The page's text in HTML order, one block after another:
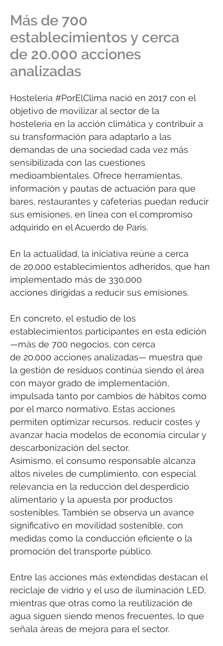
Más de 700
establecimientos y cerca
de 20.000 acciones
analizadas
Hostelería #PorElClima nació en 2017 con el
objetivo de movilizar al sector de la
hostelería en la acción climática y contribuir a
su transformación para adaptarlo a las
demandas de una sociedad cada vez más
sensibilizada con las cuestiones
medioambientales. Ofrece herramientas,
información y pautas de actuación para que
bares, restaurantes y cafeterías puedan reducir
sus emisiones, en línea con el compromiso
adquirido en el Acuerdo de París.
En la actualidad, la iniciativa reúne a cerca
de 20.000 establecimientos adheridos, que han
implementado más de 330.000
acciones dirigidas a reducir sus emisiones.
En concreto, el estudio de los
establecimientos participantes en esta edición
—más de 700 negocios, con cerca
de 20.000 acciones analizadas— muestra que
la gestión de residuos continúa siendo el área
con mayor grado de implementación,
impulsada tanto por cambios de hábitos como
por el marco normativo. Estas acciones
permiten optimizar recursos, reducir costes y
avanzar hacia modelos de economía circular y
descarbonización del sector.
Asimismo, el consumo responsable alcanza
altos niveles de cumplimiento, con especial
relevancia en la reducción del desperdicio
alimentario y la apuesta por productos
sostenibles. También se observa un avance
significativo en movilidad sostenible, con
medidas como la conducción eficiente o la
promoción del transporte público.
Entre las acciones más extendidas destacan el
reciclaje de vidrio y el uso de iluminación LED,
mientras que otras como la reutilización de
agua siguen siendo menos frecuentes, lo que
señala áreas de mejora para el sector.